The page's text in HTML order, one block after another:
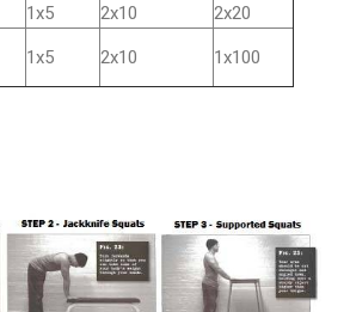
1x5 2x10
2x20
1x5 2x10 1x100